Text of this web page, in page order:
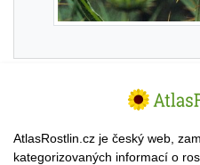
AtlasRostlin.cz je český web,
kategorizovaných informací o